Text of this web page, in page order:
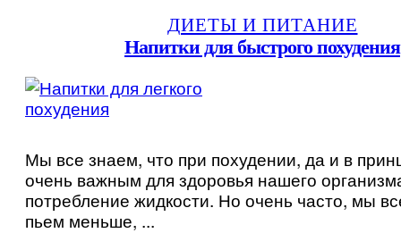
ДИЕТЫ И ПИТАНИЕ
Напитки для быстрого похудения
Мы все знаем, что при похудении, да и в
очень важным для здоровья нашего
потребление жидкости. Но очень часто, мы
пьем меньше, ...